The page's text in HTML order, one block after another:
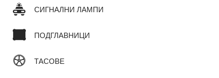
СИГНАЛНИ ЛАМПИ
ПОДГЛАВНИЦИ
ТАСОВЕ